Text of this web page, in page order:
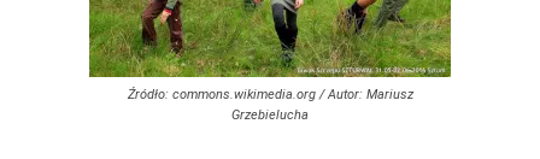
Źródło: commons.wikimedia.org / Autor: Mariusz
Grzebielucha